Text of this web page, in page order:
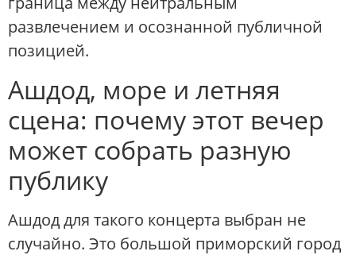
развлечением и осознанной публичной
позицией.
Ашдод, море и летняя
сцена: почему этот вечер
может собрать разную
публику
Ашдод для такого концерта выбран не
случайно. Это большой приморский город